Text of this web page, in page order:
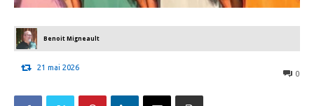
Benoit Migneault
21 mai 2026
0